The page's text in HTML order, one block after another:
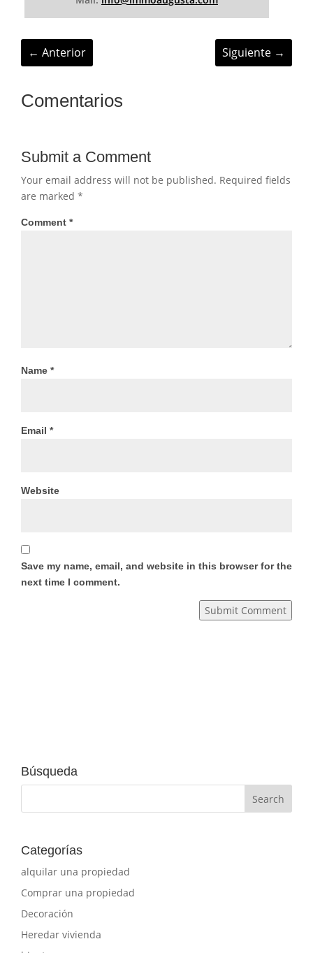
← Anterior Siguiente →
Comentarios
Submit a Comment
Your email address will not be published. Required fields
are marked *
Comment *
Name *
Email *
Website
Save my name, email, and website in this browser for the
next time I comment.
Submit Comment
Búsqueda
Categorías
alquilar una propiedad
Comprar una propiedad
Decoración
Heredar vivienda